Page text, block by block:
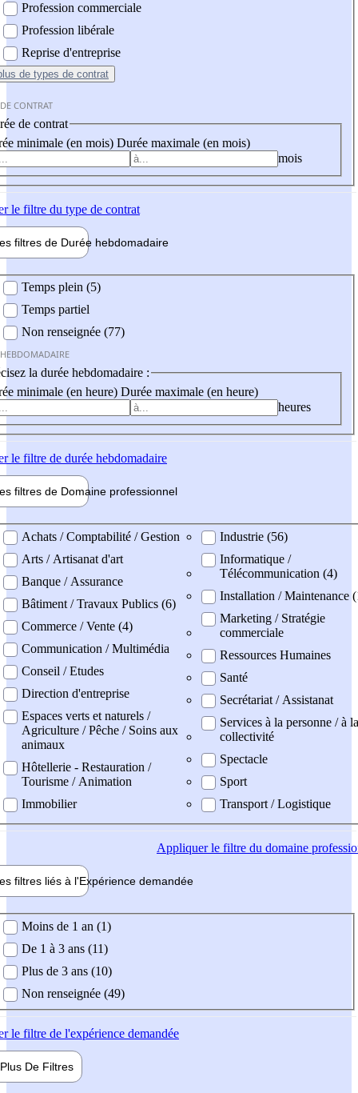
Profession commerciale
Profession libérale
Reprise d'entreprise
de types de contrat
CONTRAT
de contrat
minimale (en mois) Durée maximale (en mois)
mois
le filtre du type de contrat
filtres de Durée hebdomadaire
Temps plein (5)
Temps partiel
Non renseignée (77)
la durée hebdomadaire :
minimale (en heure) Durée maximale (en heure)
heures
le filtre de durée hebdomadaire
filtres de Domaine professionnel
professionel
Achats / Comptabilité / Gestion
Arts / Artisanat d'art
Banque / Assurance
Bâtiment / Travaux Publics (6)
Commerce / Vente (4)
Communication / Multimédia
Conseil / Etudes
Direction d'entreprise
Espaces verts et naturels /
Agriculture / Pêche / Soins aux
animaux
Hôtellerie - Restauration /
Tourisme / Animation
Immobilier
Industrie (56)
Informatique /
Télécommunication (4)
Installation / Maintenance
Marketing / Stratégie
commerciale
Ressources Humaines
Santé
Secrétariat / Assistanat
Services à la personne / à la
collectivité
Spectacle
Sport
Transport / Logistique
Appliquerle filtre du domaine
filtres liés à l'Expérience demandée
demandée
Moins de 1 an (1)
De 1 à 3 ans (11)
Plus de 3 ans (10)
Non renseignée (49)
le filtre de l'expérience demandée
Plus De Filtres